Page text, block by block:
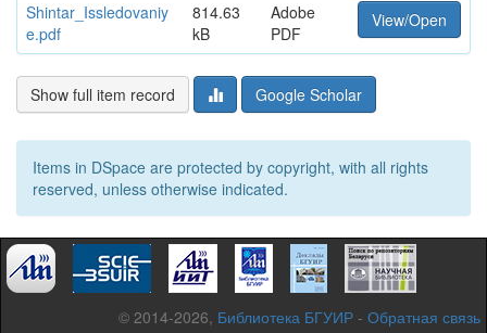
Shintar_Issledovaniy
e.pdf
814.63
kB
Adobe
PDF
View/Open
Show full item record Google Scholar
Items in DSpace are protected by copyright, with all rights
reserved, unless otherwise indicated.
© 2014-2026, Библиотека БГУИР - Обратная связь